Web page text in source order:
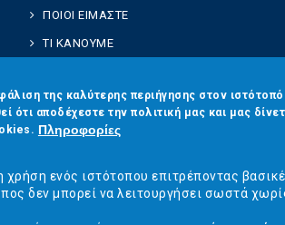
ΠΟΙΟΙ ΕΙΜΑΣΤΕ
ΤΙ ΚΑΝΟΥΜΕ
ΟΙ ΔΡΑΣΕΙΣ ΜΑΣ
ΕΠΙΚΟΙΝΩΝΙΑ
της καλύτερης περιήγησης στον
ότι αποδέχεστε την πολιτική μας και μας
Πληροφορίες
χρήση ενός ιστότοπου επιτρέποντας
δεν μπορεί να λειτουργήσει σωστά